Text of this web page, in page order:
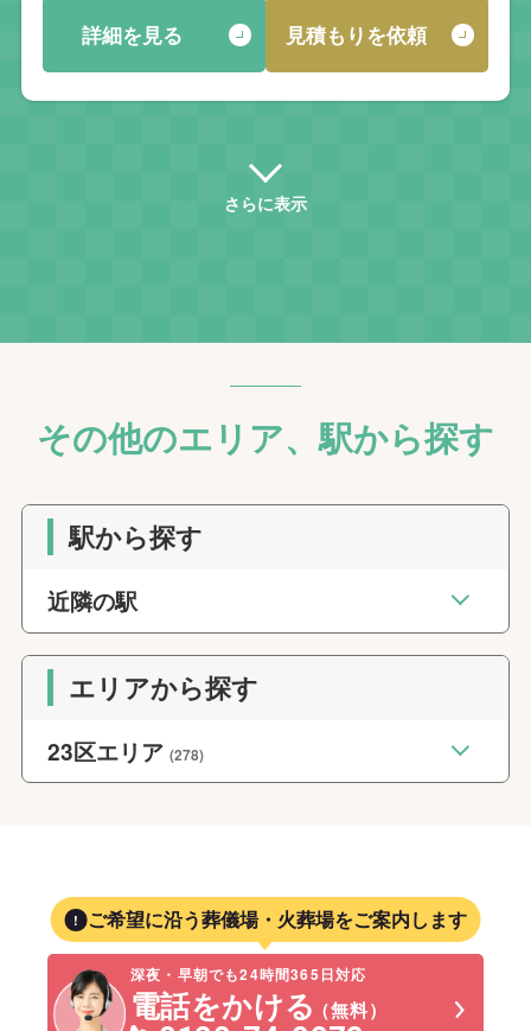
詳細を見る 見積もりを依頼
さらに表示
その他のエリア、駅から探す
駅から探す
近隣の駅
エリアから探す
23区エリア(278)
ご希望に沿う葬儀場・火葬場をご案内します
深夜・早朝でも24時間365日対応
電話をかける（無料）